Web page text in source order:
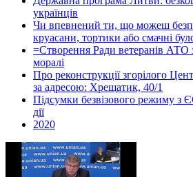
українців
Чи впевнений ти, що можеш
круасани, тортики або смачні
=Створення Ради ветеранів АТО
моралі
Про реконструкції згорілого
за адресою: Хрещатик, 40/1
Підсумки безвізового режиму з
дії
2020